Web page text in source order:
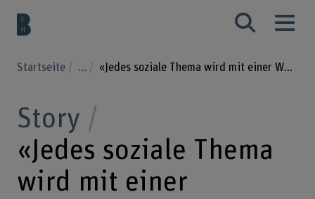
Startseite ... «Jedes soziale Thema wird mit einer Wertehaltung diskutiert»
Story
«Jedes soziale Thema
wird mit einer